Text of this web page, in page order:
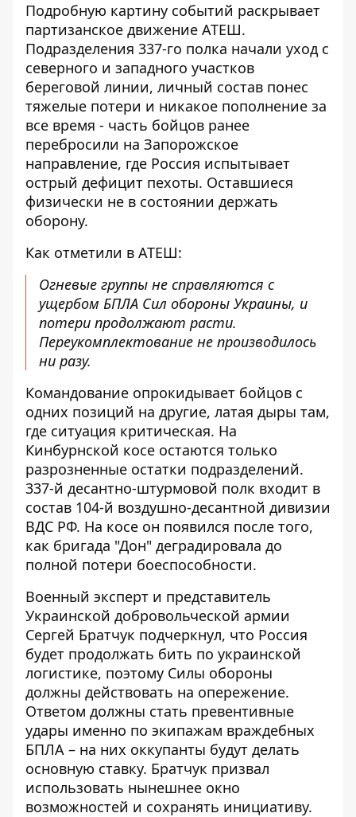
Подробную картину событий раскрывает
партизанское движение АТЕШ.
Подразделения 337-го полка начали уход с
северного и западного участков
береговой линии, личный состав понес
тяжелые потери и никакое пополнение за
все время - часть бойцов ранее
перебросили на Запорожское
направление, где Россия испытывает
острый дефицит пехоты. Оставшиеся
физически не в состоянии держать
оборону.
Как отметили в АТЕШ:
Огневые группы не справляются с
ущербом БПЛА Сил обороны Украины, и
потери продолжают расти.
Переукомплектование не производилось
ни разу.
Командование опрокидывает бойцов с
одних позиций на другие, латая дыры там,
где ситуация критическая. На
Кинбурнской косе остаются только
разрозненные остатки подразделений.
337-й десантно-штурмовой полк входит в
состав 104-й воздушно-десантной дивизии
ВДС РФ. На косе он появился после того,
как бригада "Дон" деградировала до
полной потери боеспособности.
Военный эксперт и представитель
Украинской добровольческой армии
Сергей Братчук подчеркнул, что Россия
будет продолжать бить по украинской
логистике, поэтому Силы обороны
должны действовать на опережение.
Ответом должны стать превентивные
удары именно по экипажам враждебных
БПЛА – на них оккупанты будут делать
основную ставку. Братчук призвал
использовать нынешнее окно
возможностей и сохранять инициативу.